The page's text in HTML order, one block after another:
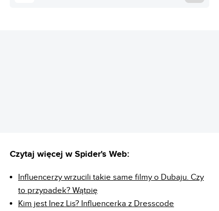
Czytaj więcej w Spider's Web:
Influencerzy wrzucili takie same filmy o Dubaju. Czy
to przypadek? Wątpię
Kim jest Inez Lis? Influencerka z Dresscode